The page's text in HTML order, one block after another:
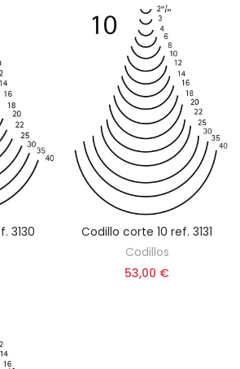
3130
ELEGIR OPCIÓN
Codillo corte 10 ref. 3131
Codillos
53,00 €